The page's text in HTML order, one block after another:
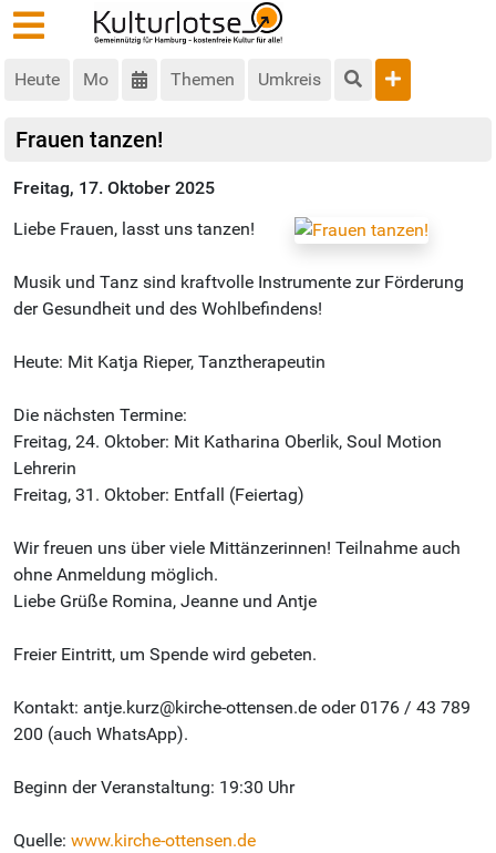
Heute Mo Themen Umkreis
Frauen tanzen!
Freitag, 17. Oktober 2025
Liebe Frauen, lasst uns tanzen!
Musik und Tanz sind kraftvolle Instrumente zur Förderung
der Gesundheit und des Wohlbefindens!
Heute: Mit Katja Rieper, Tanztherapeutin
Die nächsten Termine:
Freitag, 24. Oktober: Mit Katharina Oberlik, Soul Motion
Lehrerin
Freitag, 31. Oktober: Entfall (Feiertag)
Wir freuen uns über viele Mittänzerinnen! Teilnahme auch
ohne Anmeldung möglich.
Liebe Grüße Romina, Jeanne und Antje
Freier Eintritt, um Spende wird gebeten.
Kontakt: antje.kurz@kirche-ottensen.de oder 0176 / 43 789
200 (auch WhatsApp).
Beginn der Veranstaltung: 19:30 Uhr
Quelle: www.kirche-ottensen.de